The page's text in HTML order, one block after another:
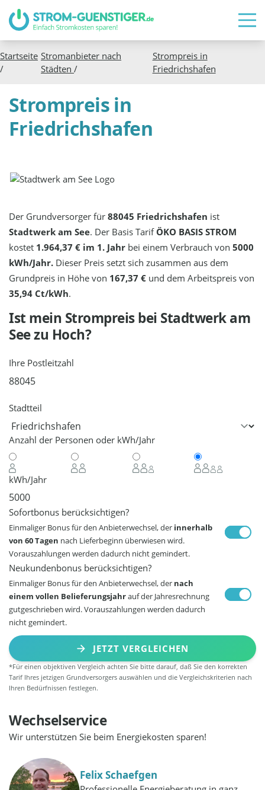
Startseite
/
Stromanbieter nach
Städten/
Strompreis in
Friedrichshafen
Strompreis in
Friedrichshafen
Der Grundversorger für88045 Friedrichshafen ist
Stadtwerk am See. Der Basis Tarif ÖKO BASIS STROM
kostet 1.964,37 € im 1. Jahr bei einem Verbrauch von5000
kWh/Jahr. Dieser Preis setzt sich zusammen aus dem
Grundpreis in Höhe von 167,37 € und dem Arbeitspreis von
35,94 Ct/kWh.
Ist mein Strompreis bei Stadtwerk am
Seezu Hoch?
Ihre Postleitzahl
Stadtteil
Anzahl der Personen oder kWh/Jahr
kWh/Jahr
Sofortbonus berücksichtigen?
Einmaliger Bonus für den Anbieterwechsel, der innerhalb
von 60 Tagen nach Lieferbeginn überwiesen wird.
Vorauszahlungen werden dadurch nicht gemindert.
Neukundenbonus berücksichtigen?
Einmaliger Bonus für den Anbieterwechsel, der nach
einem vollen Belieferungsjahrauf der Jahresrechnung
gutgeschrieben wird. Vorauszahlungen werden dadurch
nicht gemindert.
JETZT VERGLEICHEN
*Für einen objektiven Vergleich achten Sie bitte darauf, daß Sie den korrekten
Tarif Ihres jetzigen Grundversorgers auswählen und die Vergleichskriterien nach
Ihren Bedürfnissen festlegen.
Wechselservice
Wir unterstützen Sie beim Energiekosten sparen!
Felix Schaefgen